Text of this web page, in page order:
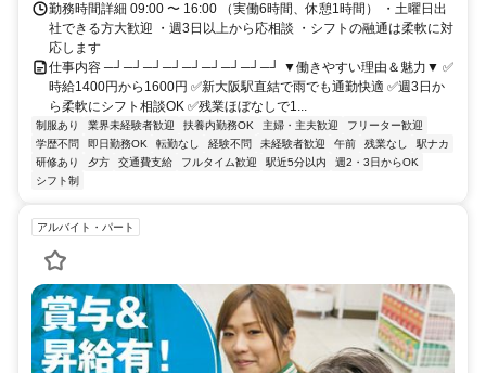
勤務時間詳細 09:00 〜 16:00 （実働6時間、休憩1時間） ・土曜日出
社できる方大歓迎 ・週3日以上から応相談 ・シフトの融通は柔軟に対
応します
仕事内容 ─┘─┘─┘─┘─┘─┘─┘─┘─┘ ▼働きやすい理由＆魅力▼ ✅
時給1400円から1600円 ✅新大阪駅直結で雨でも通勤快適 ✅週3日か
ら柔軟にシフト相談OK ✅残業ほぼなしで1...
制服あり 業界未経験者歓迎 扶養内勤務OK 主婦・主夫歓迎
フリーター歓迎
学歴不問
即日勤務OK 転勤なし 経験不問 未経験者歓迎 午前 残業なし
駅ナカ
研修あり
夕方 交通費支給 フルタイム歓迎 駅近5分以内
週2・3日からOK
シフト制
アルバイト・パート